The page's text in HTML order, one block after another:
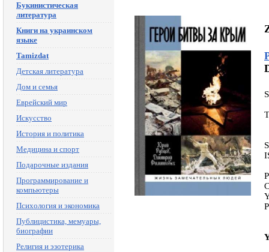
Букинистическая
литература
Книги на украинском
языке
Tamizdat
Детская литература
Дом и семья
Еврейский мир
Искусство
История и политика
Медицина и спорт
Подарочные издания
Программирование и
компьютеры
Психология и экономика
Публицистика, мемуары,
биографии
Религия и эзотерика